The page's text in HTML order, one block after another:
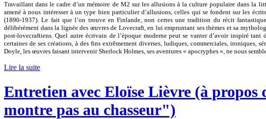
Travaillant dans le cadre d’un mémoire de M2 sur les allusions à la culture populaire dans la
amené à nous intéresser à un type bien particulier d’allusions, celles qui se fondent sur les
(1890-1937). Le fait que l’on trouve en Finlande, non certes une tradition du récit
délibérément dans la lignée des œuvres de Lovecraft, en lui empruntant ses thèmes et sa
post-lovecraftiens. Quel autre écrivain de l’époque moderne peut se vanter d’avoir inspiré tant
certaines de ses créations, à des fins extrêmement diverses, ludiques, commerciales, ironiques,
Doyle, les œuvres faisant intervenir Sherlock Holmes, ses aventures « apocryphes », ne nous
Lire la suite
Entretien avec Eloïse Lièvre (à propos
montre pas au chasseur")